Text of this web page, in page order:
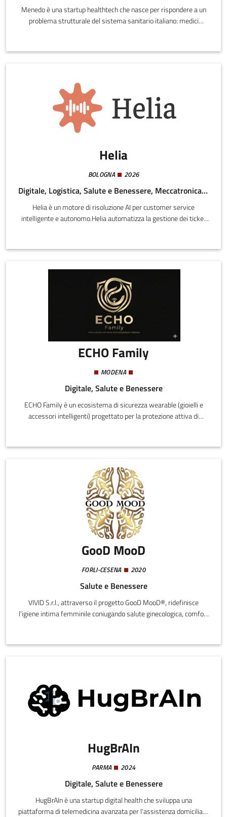
Menedo è una startup healthtech che nasce per rispondere a un
problema strutturale del sistema sanitario italiano: medici
contesto di carenza cronica di personale e forte pressione sui
Helia
BOLOGNA 2026
Digitale, Logistica, Salute e Benessere, Meccatronica e Materiali
Helia è un motore di risoluzione AI per customer service
intelligente e autonomo.Helia automatizza la gestione dei ticket
apprende continuamente dalle interazioni reali. Il Prodotto
ECHO Family
MODENA
Digitale, Salute e Benessere
ECHO Family è un ecosistema di sicurezza wearable (gioielli e
accessori intelligenti) progettato per la protezione attiva di
registra audio ambientale criptato e lo salva istantaneamente in
distrutto.
GooD MooD
FORLI-CESENA 2020
Salute e Benessere
VIVID S.r.l., attraverso il progetto GooD MooD®, ridefinisce
l'igiene intima femminile coniugando salute ginecologica, comfort
lavabili – progettati per durare oltre 200 lavaggi, riducendo
HugBrAIn
PARMA 2024
Digitale, Salute e Benessere
HugBrAIn è una startup digital health che sviluppa una
piattaforma di telemedicina avanzata per l'assistenza domiciliare